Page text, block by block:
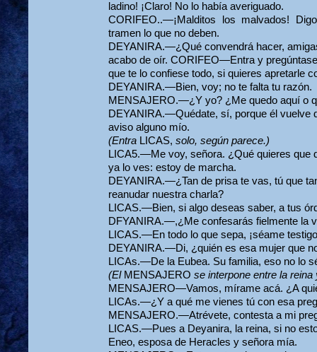
ladino! ¡Claro! No lo había averiguado.
CORIFEO..—¡Malditos los malvados!
tramen lo que no deben.
DEYANIRA.—¿Qué convendrá hacer,
acabo de oír. CORIFEO—Entra y
que te lo confiese todo, si quieres apretarle
DEYANIRA.—Bien, voy; no te falta tu razón.
MENSAJERO.—¿Y yo? ¿Me quedo aquí o
DEYANIRA.—Quédate, sí, porque él vuelve
aviso alguno mío.
(Entra LICAS, solo, según parece.)
LICA5.—Me voy, señora. ¿Qué quieres que
ya lo ves: estoy de marcha.
DEYANIRA.—¿Tan de prisa te vas, tú que
reanudar nuestra charla?
LICAS.—Bien, si algo deseas saber, a tus
DFYANIRA.—,¿Me confesarás fielmente la
LICAS.—En todo lo que sepa, ¡séame
DEYANIRA.—Di, ¿quién es esa mujer que
LICAs.—De la Eubea. Su familia, eso no lo
(El MENSAJERO se interpone entre la
MENSAJERO—Vamos, mírame acá. ¿A
LICAs.—¿Y a qué me vienes tú con esa
MENSAJERO.—Atrévete, contesta a mi
LICAS.—Pues a Deyanira, la reina, si no
Eneo, esposa de Heracles y señora mía.